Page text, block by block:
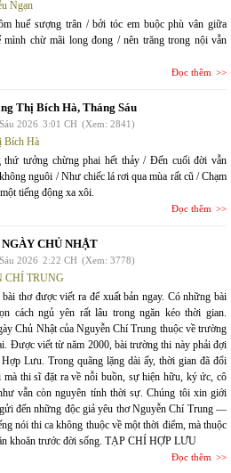
Ngạn
huế sượng trân / bởi tóc em buộc phù vân giữa
mình chừ mãi long đong / nên trăng trong nội vẫn
Đọc thêm
Thị Bích Hà, Tháng Sáu
2026 3:01 CH (Xem: 2841)
Bích Hà
thứ tưởng chừng phai hết thảy / Đến cuối đời vẫn
nguôi / Như chiếc lá rơi qua mùa rất cũ / Chạm
tiếng động xa xôi.
Đọc thêm
CHỦ NHẬT
2026 2:22 CH (Xem: 3778)
CHÍ TRUNG
thơ được viết ra để xuất bản ngay. Có những bài
cách ngủ yên rất lâu trong ngăn kéo thời gian.
Chủ Nhật của Nguyễn Chí Trung thuộc về trường
Được viết từ năm 2000, bài trường thi này phải đợi
Lưu. Trong quãng lặng dài ấy, thời gian đã đổi
thi sĩ đặt ra về nỗi buồn, sự hiện hữu, ký ức, cô
vẫn còn nguyên tính thời sự. Chúng tôi xin giới
đến những độc giả yêu thơ Nguyễn Chí Trung —
nói thi ca không thuộc về một thời điểm, mà thuộc
khoăn trước đời sống. TẠP CHÍ HỢP LƯU
Đọc thêm